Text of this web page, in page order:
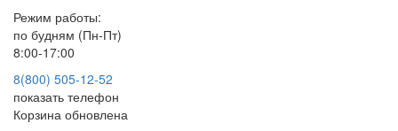
Режим работы:
по будням (Пн-Пт)
8:00-17:00
8(800) 505-12-52
показать телефон
Корзина обновлена